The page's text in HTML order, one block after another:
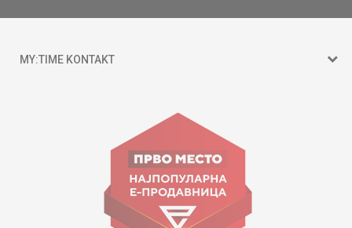
MY:TIME KONTAKT
Goce Nikolovski 74 Shkup
contact@mytime.mk
Orari i punës:
09:00 - 17:00